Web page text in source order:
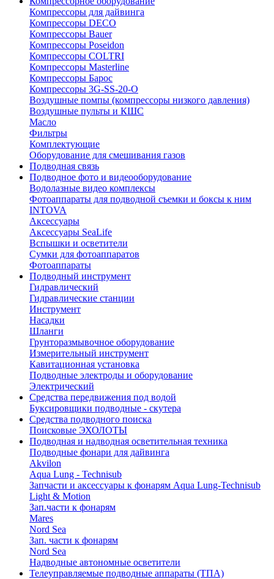
Компрессоры для дайвинга
Компрессоры DECO
Компрессоры Bauer
Компрессоры Poseidon
Компрессоры COLTRI
Компрессоры Masterline
Компрессоры Барос
Компрессоры 3G-SS-20-O
Воздушные помпы (компрессоры низкого давления)
Воздушные пульты и КШС
Масло
Фильтры
Комплектующие
Оборудование для смешивания газов
Подводная связь
Подводное фото и видеооборудование
Водолазные видео комплексы
Фотоаппараты для подводной съемки и боксы к ним
INTOVA
Аксессуары
Аксессуары SeaLife
Вспышки и осветители
Сумки для фотоаппаратов
Фотоаппараты
Подводный инструмент
Гидравлический
Гидравлические станции
Инструмент
Насадки
Шланги
Грунторазмывочное оборудование
Измерительный инструмент
Кавитационная установка
Подводные электроды и оборудование
Электрический
Средства передвижения под водой
Буксировщики подводные - скутера
Средства подводного поиска
Поисковые ЭХОЛОТЫ
Подводная и надводная осветительная техника
Подводные фонари для дайвинга
Akvilon
Aqua Lung - Technisub
Запчасти и аксессуары к фонарям Aqua Lung-Technisub
Light & Motion
Зап.части к фонарям
Mares
Nord Sea
Зап. части к фонарям
Nord Sea
Надводные автономные осветители
Телеуправляемые подводные аппараты (ТПА)